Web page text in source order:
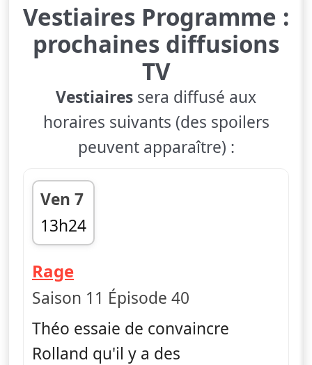
Vestiaires Programme :
prochaines diffusions
TV
Vestiaires sera diffusé aux
horaires suivants (des spoilers
peuvent apparaître) :
Ven 7
13h24
fin 13h30
Rage— Vestiaires
Saison 11 Épisode 40
Théo essaie de convaincre
Rolland qu'il y a des